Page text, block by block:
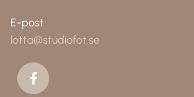
E-post
lotta@studiofot.se